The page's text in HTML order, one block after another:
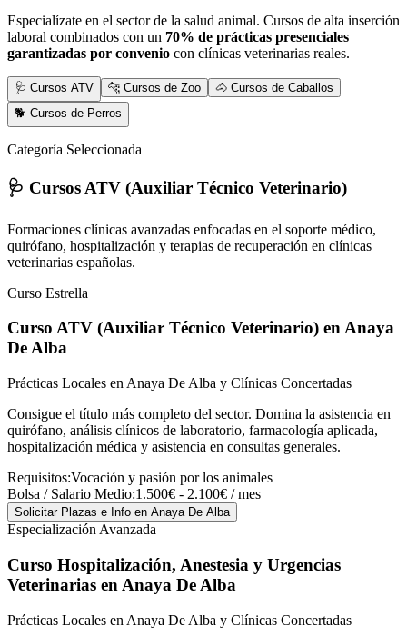
Especialízate en el sector de la salud animal. Cursos de alta inserción
laboral combinados con un 70% de prácticas presenciales
garantizadas por convenio con clínicas veterinarias reales.
🩺 Cursos ATV 🐆 Cursos de Zoo
🐴 Cursos de Caballos
🐕 Cursos de Perros
Categoría Seleccionada
🩺 Cursos ATV (Auxiliar Técnico Veterinario)
Formaciones clínicas avanzadas enfocadas en el soporte médico,
quirófano, hospitalización y terapias de recuperación en clínicas
veterinarias españolas.
Curso Estrella
Curso ATV (Auxiliar Técnico Veterinario) en Anaya
De Alba
Prácticas Locales en Anaya De Alba y Clínicas Concertadas
Consigue el título más completo del sector. Domina la asistencia en
quirófano, análisis clínicos de laboratorio, farmacología aplicada,
hospitalización médica y asistencia en consultas generales.
Requisitos:Vocación y pasión por los animales
Bolsa / Salario Medio:1.500€ - 2.100€ / mes
Solicitar Plazas e Info en Anaya De Alba
Especialización Avanzada
Curso Hospitalización, Anestesia y Urgencias
Veterinarias en Anaya De Alba
Prácticas Locales en Anaya De Alba y Clínicas Concertadas